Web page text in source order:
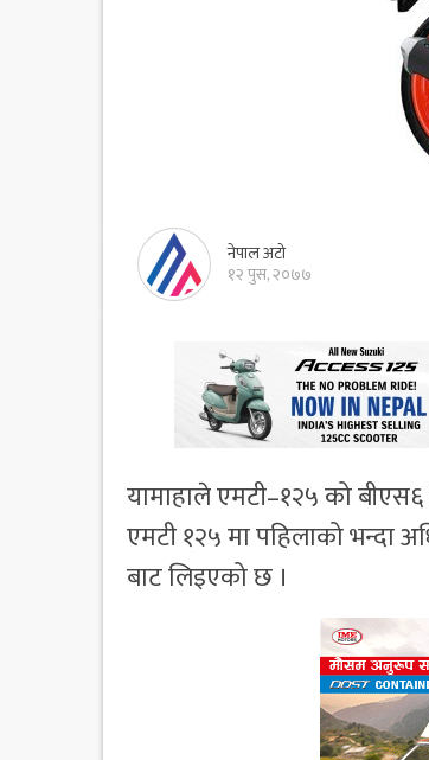
नेपाल अटो
१२ पुस, २०७७
यामाहाले एमटी–१२५ को
एमटी १२५ मा पहिलाको भन्दा
बाट लिइएको छ ।